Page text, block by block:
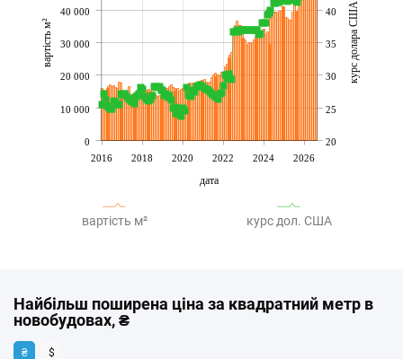
2016 2018 2020 2022 2024 2026
дата
0
10 000
20 000
30 000
40 000
вартість м²
20
25
30
35
40 курс долара США
вартість м² курс дол. США
Найбільш поширена ціна за квадратний метр в
новобудовах, ₴
₴ $